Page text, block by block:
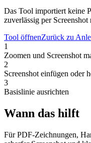
Das Tool importiert keine
zuverlässig per Screenshot
Tool öffnenZurück zu
1
Zoomen und Screenshot
2
Screenshot einfügen oder
3
Basislinie ausrichten
Wann das hilft
Für PDF-Zeichnungen,